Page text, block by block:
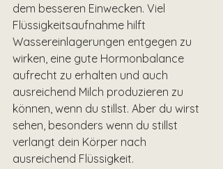
dem besseren Einwecken. Viel
Flüssigkeitsaufnahme hilft
Wassereinlagerungen entgegen zu
wirken, eine gute Hormonbalance
aufrecht zu erhalten und auch
ausreichend Milch produzieren zu
können, wenn du stillst. Aber du wirst
sehen, besonders wenn du stillst
verlangt dein Körper nach
ausreichend Flüssigkeit.